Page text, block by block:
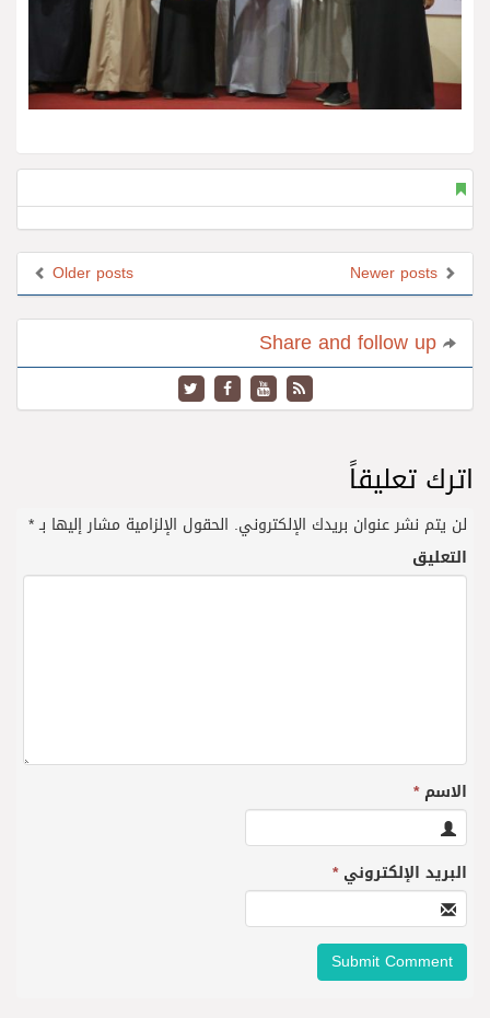
Older posts
اترك تعليقاً
لن يتم نشر عنوان بريدك الإلكتروني. الحقول الإلزامية مشار إليها بـ*
التعليق
الاسم*
البريد الإلكتروني*